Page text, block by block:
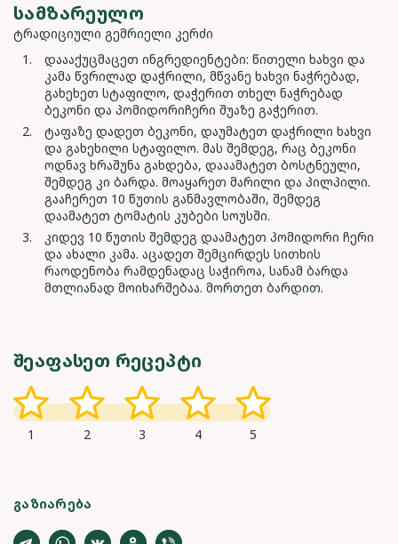
ᲡᲐᲛᲖᲐᲠᲔᲣᲚᲝ
ტრადიციული გემრიელი კერძი
დაააქუცმაცეთ ინგრედიენტები: წითელი ხახვი და
კამა წვრილად დაჭრილი, მწვანე ხახვი ნაჭრებად,
გახეხეთ სტაფილო, დაჭერით თხელ ნაჭრებად
ბეკონი და პომიდორიჩერი შუაზე გაჭერით.
ტაფაზე დადეთ ბეკონი, დაუმატეთ დაჭრილი ხახვი
და გახეხილი სტაფილო. მას შემდეგ, რაც ბეკონი
ოდნავ ხრაშუნა გახდება, დააამატეთ ბოსტნეული,
შემდეგ კი ბარდა. მოაყარეთ მარილი და პილპილი.
გააჩერეთ 10 წუთის განმავლობაში, შემდეგ
დაამატეთ ტომატის კუბები სოუსში.
კიდევ 10 წუთის შემდეგ დაამატეთ პომიდორი ჩერი
და ახალი კამა. აცადეთ შემცირდეს სითხის
რაოდენობა რამდენადაც საჭიროა, სანამ ბარდა
მთლიანად მოიხარშებაა. მორთეთ ბარდით.
ᲨᲔᲐᲤᲐᲡᲔᲗ ᲠᲔᲪᲔᲞᲢᲘ
1 2 3 4 5
ᲒᲐᲖᲘᲐᲠᲔᲑᲐ